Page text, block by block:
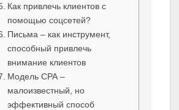
Как привлечь клиентов с
помощью соцсетей?
Письма – как инструмент,
способный привлечь
внимание клиентов
Модель СРА –
малоизвестный, но
эффективный способ